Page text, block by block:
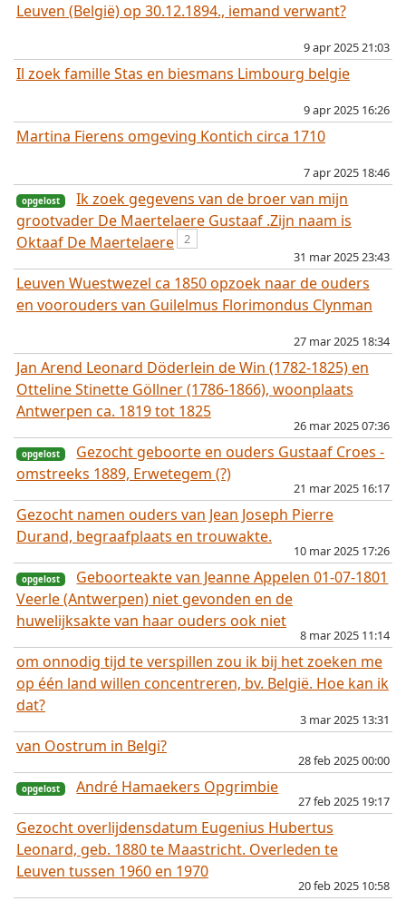
Leuven (België) op 30.12.1894., iemand verwant?
9 apr 2025 21:03
Il zoek famille Stas en biesmans Limbourg belgie
9 apr 2025 16:26
Martina Fierens omgeving Kontich circa 1710
7 apr 2025 18:46
opgelost
Ik zoek gegevens van de broer van mijn
grootvader De Maertelaere Gustaaf .Zijn naam is
Oktaaf De Maertelaere
2
31 mar 2025 23:43
Leuven Wuestwezel ca 1850 opzoek naar de ouders
en voorouders van Guilelmus Florimondus Clynman
27 mar 2025 18:34
Jan Arend Leonard Döderlein de Win (1782-1825) en
Otteline Stinette Göllner (1786-1866), woonplaats
Antwerpen ca. 1819 tot 1825
26 mar 2025 07:36
Gezocht geboorte en ouders Gustaaf Croes -
omstreeks 1889, Erwetegem (?)
21 mar 2025 16:17
Gezocht namen ouders van Jean Joseph Pierre
Durand, begraafplaats en trouwakte.
10 mar 2025 17:26
opgelost
Geboorteakte van Jeanne Appelen 01-07-1801
Veerle (Antwerpen) niet gevonden en de
huwelijksakte van haar ouders ook niet
8 mar 2025 11:14
om onnodig tijd te verspillen zou ik bij het zoeken me
op één land willen concentreren, bv. België. Hoe kan ik
dat?
3 mar 2025 13:31
van Oostrum in Belgi?
28 feb 2025 00:00
André Hamaekers Opgrimbie
27 feb 2025 19:17
Gezocht overlijdensdatum Eugenius Hubertus
Leonard, geb. 1880 te Maastricht. Overleden te
Leuven tussen 1960 en 1970
20 feb 2025 10:58